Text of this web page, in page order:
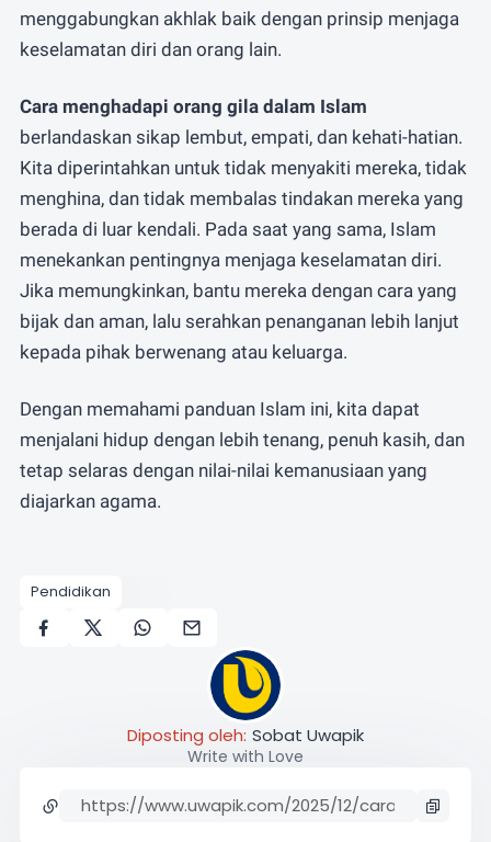
menggabungkan akhlak baik dengan prinsip menjaga
keselamatan diri dan orang lain.
Cara menghadapi orang gila dalam Islam
berlandaskan sikap lembut, empati, dan kehati-hatian.
Kita diperintahkan untuk tidak menyakiti mereka, tidak
menghina, dan tidak membalas tindakan mereka yang
berada di luar kendali. Pada saat yang sama, Islam
menekankan pentingnya menjaga keselamatan diri.
Jika memungkinkan, bantu mereka dengan cara yang
bijak dan aman, lalu serahkan penanganan lebih lanjut
kepada pihak berwenang atau keluarga.
Dengan memahami panduan Islam ini, kita dapat
menjalani hidup dengan lebih tenang, penuh kasih, dan
tetap selaras dengan nilai-nilai kemanusiaan yang
diajarkan agama.
Pendidikan
Diposting oleh: Sobat Uwapik
Write with Love